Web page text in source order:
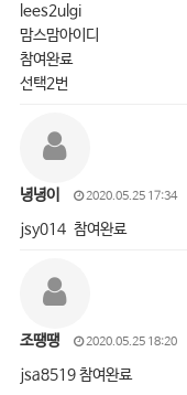
lees2ulgi
맘스맘아이디
참여완료
선택2번
녕녕이 2020.05.25 17:34
jsy014 참여완료
조땡땡 2020.05.25 18:20
jsa8519 참여완료